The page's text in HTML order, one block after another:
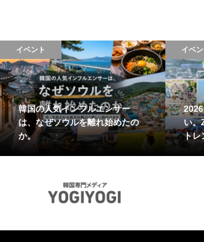
イベント
韓国の人気インフルエンサー
は、なぜソウルを離れ始めたの
か。
イベン
い。
トレ